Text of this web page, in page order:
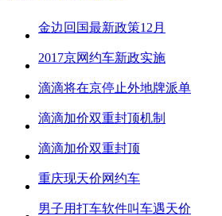
金边回国最新政策12月
2017京网约车新政实施
滴滴将在京停止外地牌派单
滴滴加价双重封顶机制
滴滴加价双重封顶
重庆现天价网约车
男子用打车软件叫车遇天价